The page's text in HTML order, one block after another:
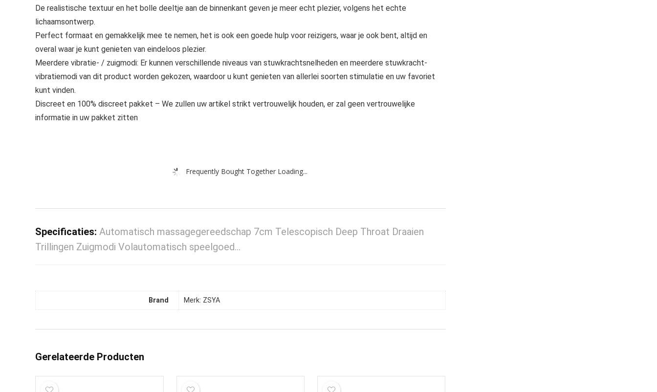
De realistische textuur en het bolle deeltje aan de binnenkant geven je meer echt plezier, volgens het echte
lichaamsontwerp.
Perfect formaat en gemakkelijk mee te nemen, het is ook een goede hulp voor reizigers, waar je ook bent, altijd en
overal waar je kunt genieten van eindeloos plezier.
Meerdere vibratie- / zuigmodi: Er kunnen verschillende niveaus van stuwkrachtsnelheden en meerdere stuwkracht-
vibratiemodi van dit product worden gekozen, waardoor u kunt genieten van allerlei soorten stimulatie en uw favoriet
kunt vinden.
Discreet en 100% discreet pakket – We zullen uw artikel strikt vertrouwelijk houden, er zal geen vertrouwelijke
informatie in uw pakket zitten
Frequently Bought Together Loading...
Specificaties: Automatisch massagegereedschap 7cm Telescopisch Deep Throat Draaien
Trillingen Zuigmodi Volautomatisch speelgoed…
Brand Merk: ZSYA
Gerelateerde Producten